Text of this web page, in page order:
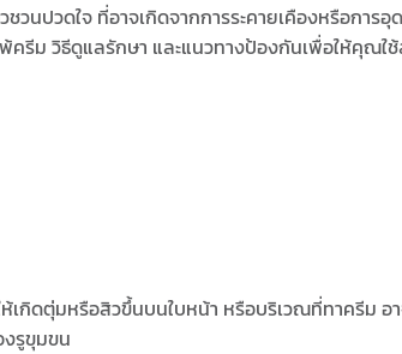
วนปวดใจ ที่อาจเกิดจากการระคายเคืองหรือการอุ
ม วิธีดูแลรักษา และแนวทางป้องกันเพื่อให้คุณใ
เกิดตุ่มหรือสิวขึ้นบนใบหน้า หรือบริเวณที่ทาครีม อ
รูขุมขน